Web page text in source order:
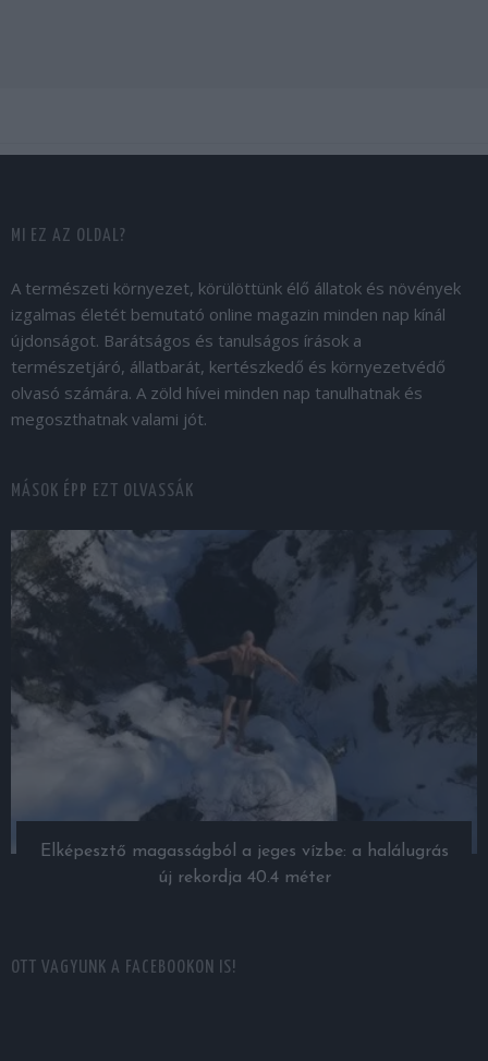
MI EZ AZ OLDAL?
A természeti környezet, körülöttünk élő állatok és növények
izgalmas életét bemutató online magazin minden nap kínál
újdonságot. Barátságos és tanulságos írások a
természetjáró, állatbarát, kertészkedő és környezetvédő
olvasó számára. A zöld hívei minden nap tanulhatnak és
megoszthatnak valami jót.
MÁSOK ÉPP EZT OLVASSÁK
Elképesztő magasságból a jeges vízbe: a halálugrás
új rekordja 40.4 méter
OTT VAGYUNK A FACEBOOKON IS!